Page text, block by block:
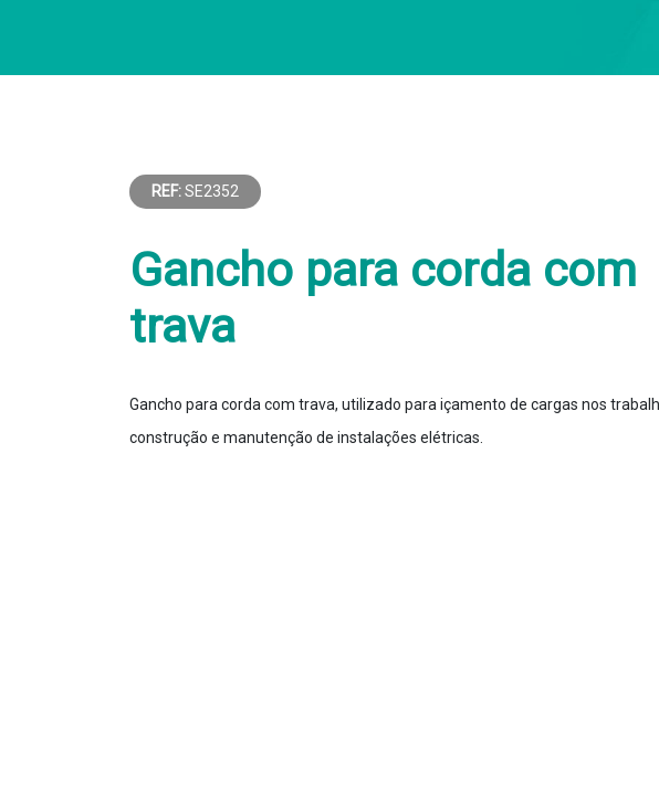
REF:SE2352
Gancho para corda com
trava
Gancho para corda com trava, utilizado para içamento de cargas nos
construção e manutenção de instalações elétricas.